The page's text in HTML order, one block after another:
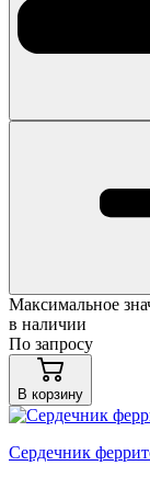
Максимальное
в наличии
По запросу
В корзину
Сердечник